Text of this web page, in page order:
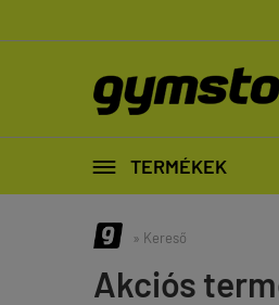
 TERMÉKEK
» Kereső
Akciós